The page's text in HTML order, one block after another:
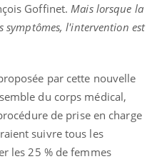
Goffinet.Mais lorsque la
symptômes, l'intervention est
par cette nouvelle
du corps médical,
de prise en charge
suivre tous les
les 25 % de femmes